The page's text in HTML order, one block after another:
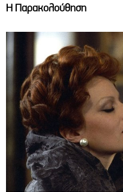
Η Παρακολούθηση